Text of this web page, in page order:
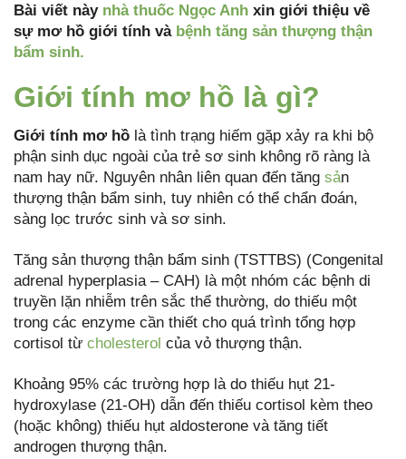
Bài viết này nhà thuốc Ngọc Anh xin giới thiệu về
sự mơ hồ giới tính và bệnh tăng sản thượng thận
bẩm sinh.
Giới tính mơ hồ là gì?
Giới tính mơ hồ là tình trạng hiếm gặp xảy ra khi bộ
phận sinh dục ngoài của trẻ sơ sinh không rõ ràng là
nam hay nữ. Nguyên nhân liên quan đến tăng sản
thượng thận bẩm sinh, tuy nhiên có thể chẩn đoán,
sàng lọc trước sinh và sơ sinh.
Tăng sản thượng thận bẩm sinh (TSTTBS) (Congenital
adrenal hyperplasia – CAH) là một nhóm các bệnh di
truyền lặn nhiễm trên sắc thể thường, do thiếu một
trong các enzyme cần thiết cho quá trình tổng hợp
cortisol từ cholesterol của vỏ thượng thận.
Khoảng 95% các trường hợp là do thiếu hụt 21-
hydroxylase (21-OH) dẫn đến thiếu cortisol kèm theo
(hoặc không) thiếu hụt aldosterone và tăng tiết
androgen thượng thận.